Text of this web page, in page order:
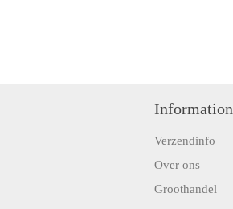
Information
Verzendinfo
Over ons
Groothandel